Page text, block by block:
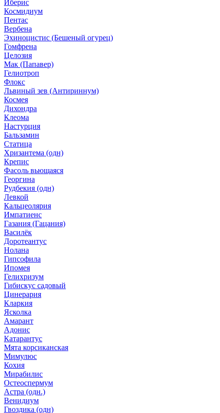
Иберис
Космидиум
Пентас
Вербена
Эхиноцистис (Бешеный огурец)
Гомфрена
Целозия
Мак (Папавер)
Гелиотроп
Флокс
Львиный зев (Антириннум)
Космея
Дихондра
Клеома
Настурция
Бальзамин
Статица
Хризантема (одн)
Крепис
Фасоль вьющаяся
Георгина
Рудбекия (одн)
Левкой
Кальцеолярия
Импатиенс
Газания (Гацания)
Василёк
Доротеантус
Нолана
Гипсофила
Ипомея
Гелихризум
Гибискус садовый
Цинерария
Кларкия
Ясколка
Амарант
Адонис
Катарантус
Мята корсиканская
Мимулюс
Кохия
Мирабилис
Остеоспермум
Астра (одн.)
Венидиум
Гвоздика (одн)